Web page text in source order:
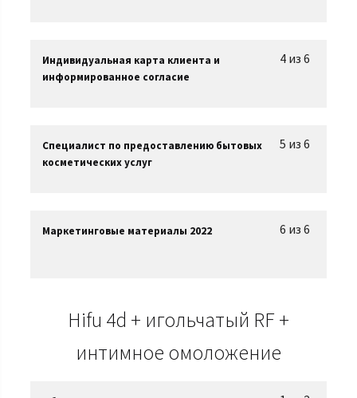
4 из 6
Индивидуальная карта клиента и
информированное согласие
5 из 6
Специалист по предоставлению бытовых
косметических услуг
6 из 6
Маркетинговые материалы 2022
Hifu 4d + игольчатый RF +
интимное омоложение